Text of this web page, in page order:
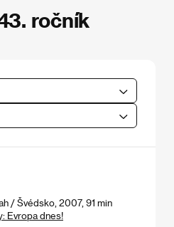
ročník
/ Švédsko, 2007, 91 min
Evropa dnes!